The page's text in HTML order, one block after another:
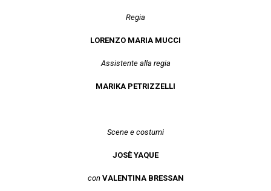
Regia
LORENZO MARIA MUCCI
Assistente alla regia
MARIKA PETRIZZELLI
Scene e costumi
JOSÈ YAQUE
con VALENTINA BRESSAN